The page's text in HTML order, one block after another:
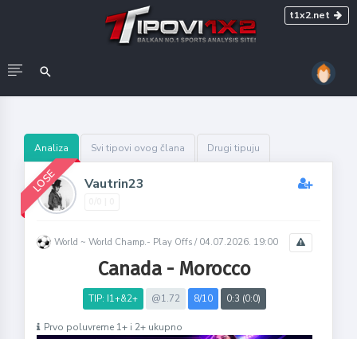
t1x2.net
Analiza Svi tipovi ovog člana Drugi tipuju
LOSE Vautrin23
World ~ World Champ.- Play Offs / 04.07.2026. 19:00
Canada - Morocco
TIP: I1+&2+ @1.72 8/10 0:3 (0:0)
Prvo poluvreme 1+ i 2+ ukupno